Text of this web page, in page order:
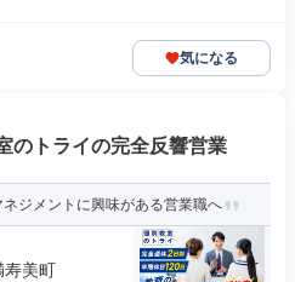
気になる
のトライの完全反響営業
ジメントに興味がある営業職へ
寿美町